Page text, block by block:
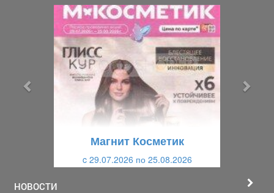
Магнит Косметик
c 29.07.2026 по 25.08.2026
НОВОСТИ